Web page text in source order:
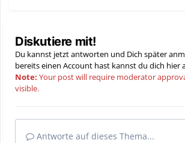
Diskutiere mit!
Du kannst jetzt antworten und Dich später
bereits einen Account hast kannst du dich hier
Note: Your post will require moderator
visible.
Antworte auf dieses Thema...